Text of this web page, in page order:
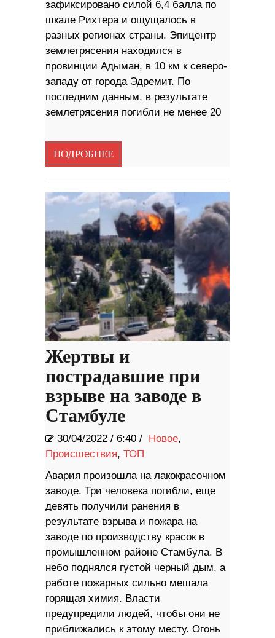
зафиксировано силой 6,4 балла по
шкале Рихтера и ощущалось в
разных регионах страны. Эпицентр
землетрясения находился в
провинции Адыман, в 10 км к северо-
западу от города Эдремит. По
последним данным, в результате
землетрясения погибли не менее 20
ПОДРОБНЕЕ
Жертвы и
пострадавшие при
взрыве на заводе в
Стамбуле
30/04/2022 / 6:40 / Новое,
Происшествия, ТОП
Авария произошла на лакокрасочном
заводе. Три человека погибли, еще
девять получили ранения в
результате взрыва и пожара на
заводе по производству красок в
промышленном районе Стамбула. В
небо поднялся густой черный дым, а
работе пожарных сильно мешала
горящая химия. Власти
предупредили людей, чтобы они не
приближались к этому месту. Огонь